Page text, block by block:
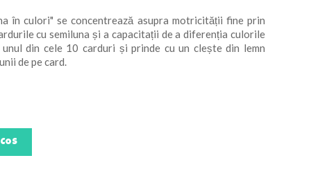
culori" se concentrează asupra motricității fine prin
cu semiluna și a capacitații de a diferenția culorile
din cele 10 carduri și prinde cu un clește din lemn
de pe card.